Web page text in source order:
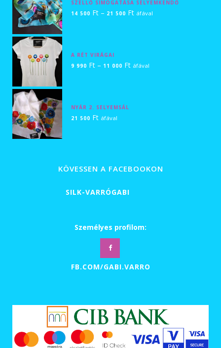
SZELLŐ SIMOGATÁSA SELYEMKENDŐ
14 500 Ft – 21 500 FtÁrtartomány:
21
áfával
A RÉT VIRÁGAI
9 990 Ft – 11 000 FtÁrtartomány:
áfával
NYÁR 2. SELYEMSÁL
21 500 Ft áfával
KÖVESSEN A FACEBOOKON
SILK-VARRÓGABI
Személyes profilom:
FB.COM/GABI.VARRO